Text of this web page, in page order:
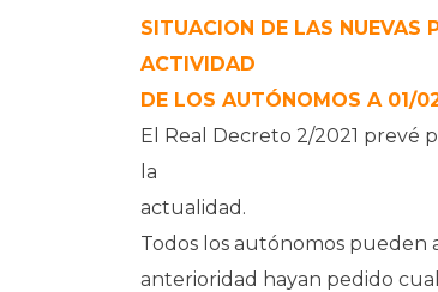
SITUACION DE LAS NUEVAS
ACTIVIDAD
DE LOS AUTÓNOMOS A 01/
El Real Decreto 2/2021 prevé
la
actualidad.
Todos los autónomos pueden
anterioridad hayan pedido